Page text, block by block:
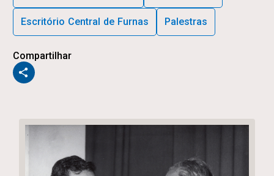
Escritório Central de Furnas Palestras
Compartilhar